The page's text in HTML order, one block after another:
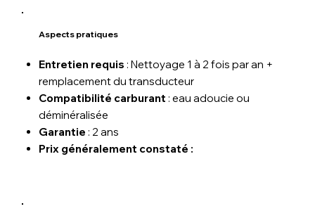
Aspects pratiques
Entretien requis : Nettoyage 1 à 2 fois par an +
remplacement du transducteur
Compatibilité carburant : eau adoucie ou
déminéralisée
Garantie : 2 ans
Prix généralement constaté :